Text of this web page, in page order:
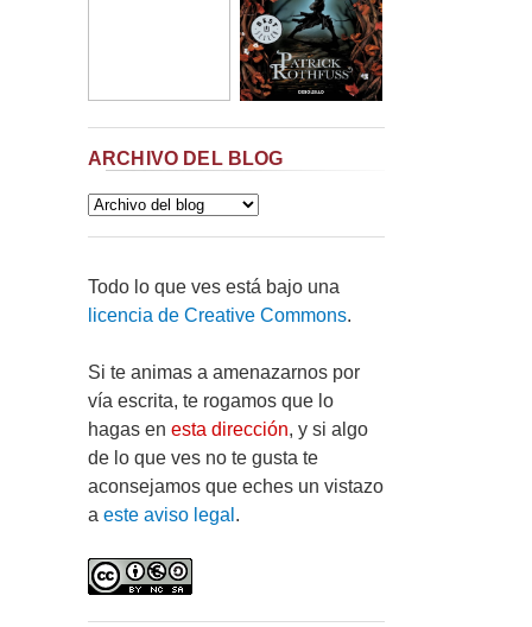
ARCHIVO DEL BLOG
Todo lo que ves está bajo una
licencia de Creative Commons.
Si te animas a amenazarnos por
vía escrita, te rogamos que lo
hagas en esta dirección, y si algo
de lo que ves no te gusta te
aconsejamos que eches un vistazo
a este aviso legal .